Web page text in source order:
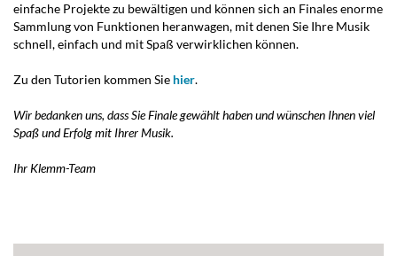
einfache Projekte zu bewältigen und können sich an Finales enorme
Sammlung von Funktionen heranwagen, mit denen Sie Ihre Musik
schnell, einfach und mit Spaß verwirklichen können.
Zu den Tutorien kommen Sie hier.
Wir bedanken uns, dass Sie Finale gewählt haben und wünschen Ihnen viel
Spaß und Erfolg mit Ihrer Musik.
Ihr Klemm-Team